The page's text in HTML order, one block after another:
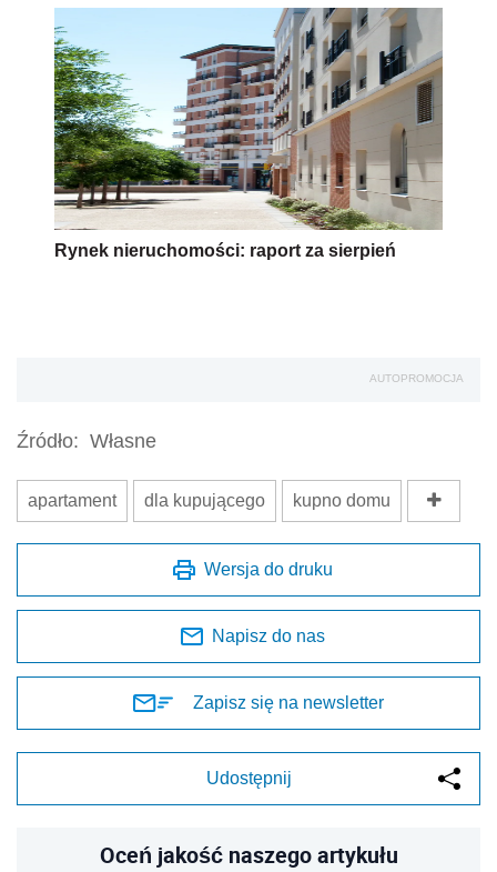
Rynek nieruchomości: raport za sierpień
AUTOPROMOCJA
Źródło: Własne
apartament dla kupującego kupno domu
Wersja do druku
Napisz do nas
Zapisz się na newsletter
Udostępnij
Oceń jakość naszego artykułu